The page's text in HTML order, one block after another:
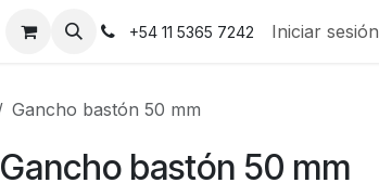
+54 11 5365 7242 Iniciar sesión
Gancho bastón 50 mm
Gancho bastón 50 mm